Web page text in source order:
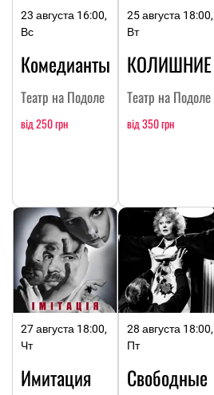
23 августа 16:00,
Вс
Комедианты
Театр на Подоле
від 250 грн
25 августа 18:00,
Вт
КОЛИШНИЕ
Театр на Подоле
від 350 грн
27 августа 18:00,
Чт
Имитация
28 августа 18:00,
Пт
Свободные